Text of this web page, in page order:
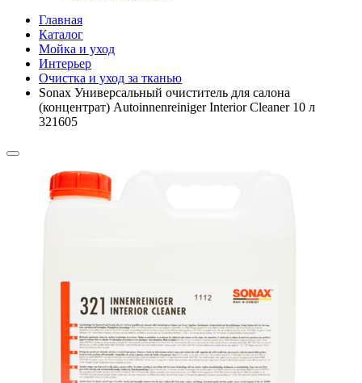
Главная
Каталог
Мойка и уход
Интерьер
Очистка и уход за тканью
Sonax Универсальный очиститель для салона
(концентрат) Autoinnenreiniger Interior Cleaner 10 л
321605